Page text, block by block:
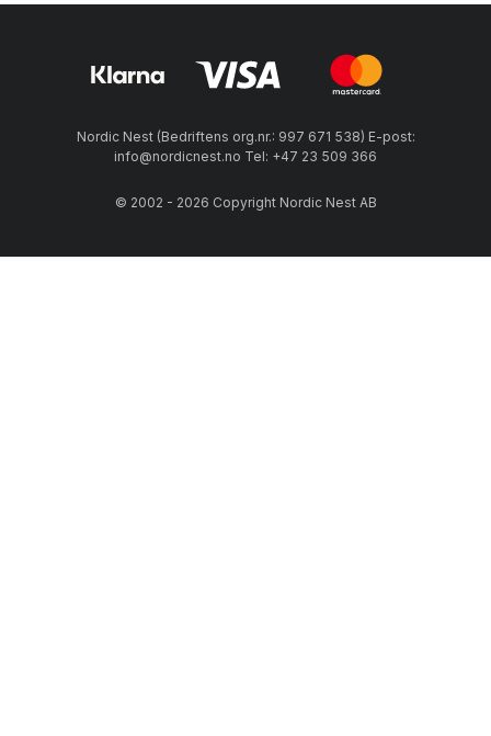
Nordic Nest (Bedriftens org.nr.: 997 671 538) E-post:
info@nordicnest.no Tel: +47 23 509 366
© 2002 - 2026 Copyright Nordic Nest AB